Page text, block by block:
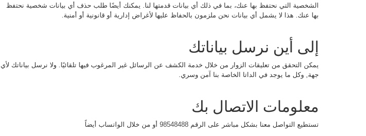
الشخصية التي نحتفظ بها عنك، بما في ذلك أي بيانات قدمتها لنا. يمكنك أيضًا طلب حذف أي بيانات شخصية نحتفظ
بها عنك. هذا لا يشمل أي بيانات نحن ملزمون بالحفاظ عليها لأغراض إدارية أو قانونية أو أمنية.
إلى أين نرسل بياناتك
يمكن التحقق من تعليقات الزوار من خلال خدمة الكشف عن الرسائل غير المرغوب فيها تلقائيًا. ولا نرسل بياناتك لأي
جهة, وكل ما يوجد في الداتا الخاصة بنا آمن وسري.
معلومات الاتصال بك
تستطيع التواصل معنا بشكل مباشر على الرقم 98548488 أو من خلال الواتساب أيضاً